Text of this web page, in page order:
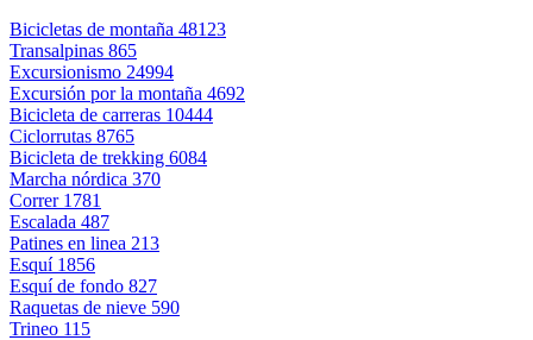
Bicicletas de montaña 48123
Transalpinas 865
Excursionismo 24994
Excursión por la montaña 4692
Bicicleta de carreras 10444
Ciclorrutas 8765
Bicicleta de trekking 6084
Marcha nórdica 370
Correr 1781
Escalada 487
Patines en linea 213
Esquí 1856
Esquí de fondo 827
Raquetas de nieve 590
Trineo 115